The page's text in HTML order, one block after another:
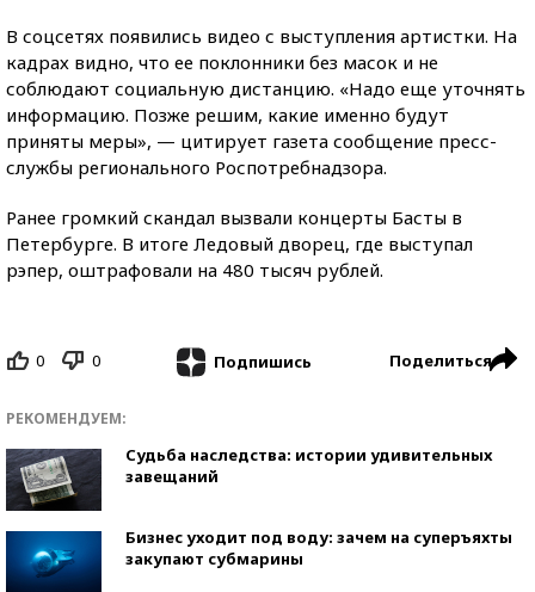
В соцсетях появились видео с выступления артистки. На
кадрах видно, что ее поклонники без масок и не
соблюдают социальную дистанцию. «Надо еще уточнять
информацию. Позже решим, какие именно будут
приняты меры», — цитирует газета сообщение пресс-
службы регионального Роспотребнадзора.
Ранее громкий скандал вызвали концерты Басты в
Петербурге. В итоге Ледовый дворец, где выступал
рэпер, оштрафовали на 480 тысяч рублей.
0 0 Подпишись Поделиться
РЕКОМЕНДУЕМ:
Судьба наследства: истории удивительных
завещаний
Бизнес уходит под воду: зачем на суперъяхты
закупают субмарины